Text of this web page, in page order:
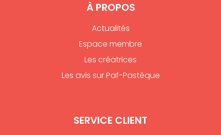
À PROPOS
Actualités
Espace membre
Les créatrices
Les avis sur Paf-Pastéque
SERVICE CLIENT